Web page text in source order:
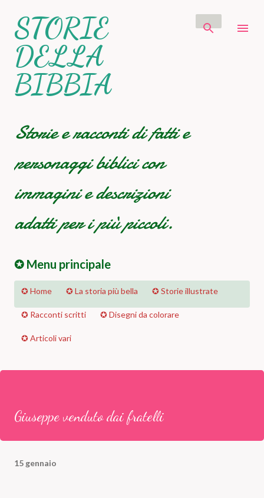
Passa ai contenuti principali
STORIE
DELLA
BIBBIA
Storie e racconti di fatti e
personaggi biblici con
immagini e descrizioni
adatti per i più piccoli.
✪ Menu principale
✪ Home ✪ La storia più bella ✪ Storie illustrate
✪ Racconti scritti ✪ Disegni da colorare
✪ Articoli vari
Giuseppe venduto dai fratelli
15 gennaio